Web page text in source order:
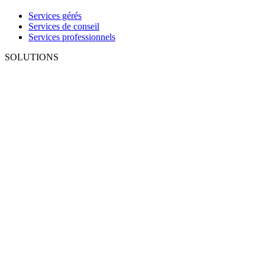
Services gérés
Services de conseil
Services professionnels
SOLUTIONS